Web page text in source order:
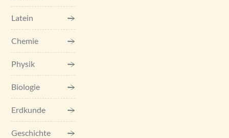
Latein
Chemie
Physik
Biologie
Erdkunde
Geschichte